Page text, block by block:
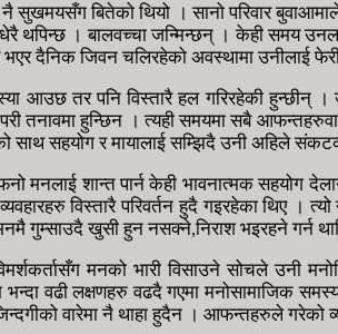
सुखमयसँग बितेको थियो । सानो परिवार
धेरै थपिन्छ । बालवच्चा जन्मिन्छन् । केही समय
भएर दैनिक जिवन चलिरहेको अवस्थामा उनीलाई
तर पनि विस्तारै हल गरिरहेकी हुन्छीन् ।
तनावमा हुन्छिन । त्यही समयमा सबै
सहयोग र मायालाई सम्झिदै उनी अहिले
मनलाई शान्त पार्न केही भावनात्मक सहयोग
विस्तारै परिवर्तन हुदै गइरहेका थिए ।
गुम्साउदै खुसी हुन नसक्ने,निराश भइरहने गर्न
मनको भारी विसाउने सोचले
वढी लक्षणहरु वढदै गएमा मनोसामाजिक
वारेमा नै थाहा हुदैन । आफन्तहरुले गरेको